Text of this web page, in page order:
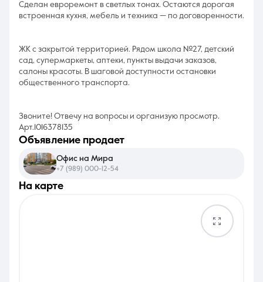
Сделан евроремонт в светлых тонах. Остаются дорогая
встроенная кухня, мебель и техника — по договоренности.
ЖК с закрытой территорией. Рядом школа №27, детский
сад, супермаркеты, аптеки, пункты выдачи заказов,
салоны красоты. В шаговой доступности остановки
общественного транспорта.
Звоните! Отвечу на вопросы и организую просмотр.
Арт.1016378135
на карте
объявление продает
Офис на Мира
+7 (989) 000-12-54